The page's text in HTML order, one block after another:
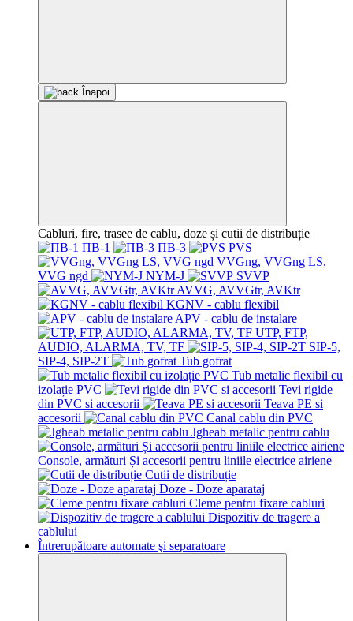
Înapoi
Cabluri, fire, trasee de cablu, doze și cutii de distribuție
ПВ-1
ПВ-3
PVS
VVGng, VVGng LS,
VVG ngd
NYM-J
SVVP
AVVG, AVVGtr, AVKtr
KGNV - cablu flexibil
APV - cablu de instalare
UTP, FTP,
AUDIO, ALARMA, TV, TF
SIP-5,
SIP-4, SIP-2T
Tub gofrat
Tub metalic flexibil cu
izolație PVC
Tevi rigide
din PVC si accesorii
Teava PE si
accesorii
Canal cablu din PVC
Jgheab metalic pentru cablu
Console, armături Și accesorii pentru liniile electrice airiene
Cutii de distribuție
Doze - Doze aparataj
Cleme pentru fixare cabluri
Dispozitiv de tragere a
cablului
Întrerupătoare automate şi separatoare